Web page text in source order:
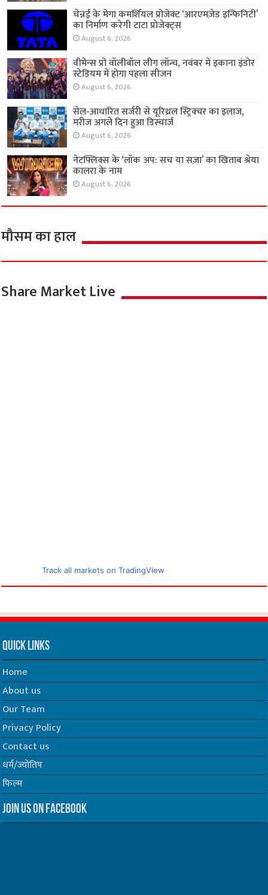
चेन्नई के मेगा कमर्शियल प्रोजेक्ट ‘आरएमज़ेड इन्फिनिटी’
का निर्माण करेगी टाटा प्रोजेक्ट्स
August 6, 2026
वीमेन्स प्रो वॉलीबॉल लीग लॉन्च, नवंबर में इकाना इंडोर
स्टेडियम में होगा पहला सीजन
August 6, 2026
सेल-आधारित सर्जरी से यूरिथ्रल स्ट्रिक्चर का इलाज,
मरीज अगले दिन हुआ डिस्चार्ज
August 6, 2026
नेटफ्लिक्स के ‘लॉक अप: सच या सज़ा’ का खिताब श्रेया
कालरा के नाम
August 6, 2026
मौसम का हाल
Share Market Live
Track all markets on TradingView
Quick Links
Home
About us
Our Team
Privacy Policy
Contact us
धर्म/ज्योतिष
फिल्म
Join us on Facebook